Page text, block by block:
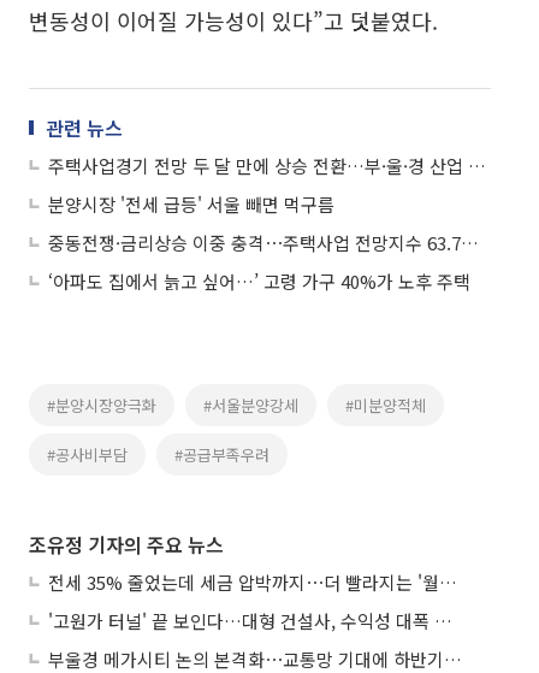
변동성이 이어질 가능성이 있다”고 덧붙였다.
관련 뉴스
주택사업경기 전망 두 달 만에 상승 전환…부·울·경 산업 회복 기대
분양시장 '전세 급등' 서울 빼면 먹구름
중동전쟁·금리상승 이중 충격⋯주택사업 전망지수 63.7로 추락
‘아파도 집에서 늙고 싶어…’ 고령 가구 40%가 노후 주택
#분양시장양극화 #서울분양강세 #미분양적체
#공사비부담 #공급부족우려
조유정 기자의 주요 뉴스
전세 35% 줄었는데 세금 압박까지⋯더 빨라지는 '월세화'
'고원가 터널' 끝 보인다…대형 건설사, 수익성 대폭 개선
부울경 메가시티 논의 본격화⋯교통망 기대에 하반기 분양시장 '주목'